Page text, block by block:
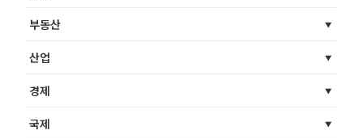
부동산
산업
경제
국제